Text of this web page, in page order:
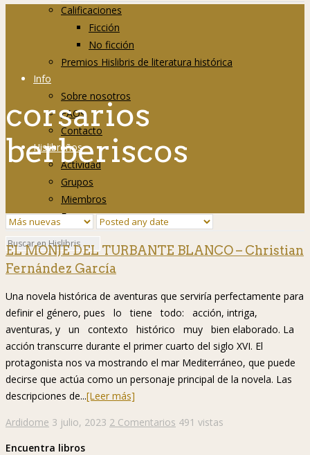
Calificaciones
Ficción
No ficción
Premios Hislibris de literatura histórica
Info
Sobre nosotros
FAQs
Contacto
Hislibreños
Actividad
Grupos
Miembros
Foro
corsarios
berberiscos
EL MONJE DEL TURBANTE BLANCO – Christian
Fernández García
Una novela histórica de aventuras que serviría perfectamente para
definir el género, pues lo tiene todo: acción, intriga,
aventuras, y un contexto histórico muy bien elaborado. La
acción transcurre durante el primer cuarto del siglo XVI. El
protagonista nos va mostrando el mar Mediterráneo, que puede
decirse que actúa como un personaje principal de la novela. Las
descripciones de...[Leer más]
Ardidome 3 julio, 2023 2 Comentarios 491 vistas
Encuentra libros